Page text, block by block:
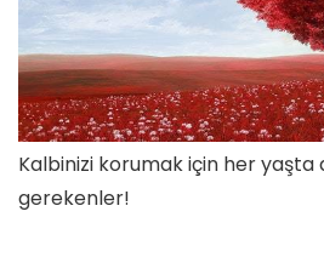
Kalbinizi korumak için her
gerekenler!